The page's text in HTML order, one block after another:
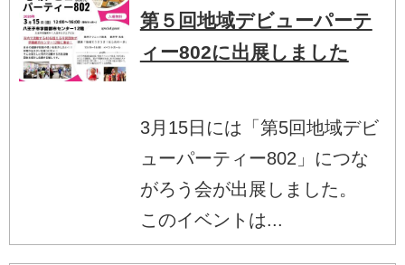
第５回地域デビューパーテ
ィー802に出展しました
3月15日には「第5回地域デビ
ューパーティー802」につな
がろう会が出展しました。
このイベントは...